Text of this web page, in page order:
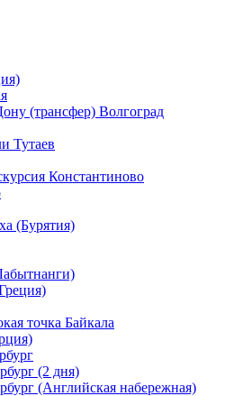
(трансфер) Волгоград
Тутаев
Константиново
(Бурятия)
точка Байкала
(2 дня)
(Английская набережная)